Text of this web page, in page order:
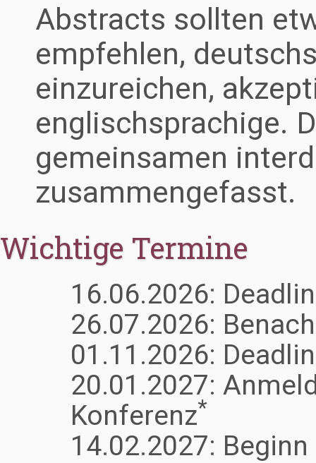
Abstracts sollten
empfehlen,
einzureichen,
englischsprachige.
gemeinsamen
zusammengefasst.
Wichtige Termine
16.06.2026:
26.07.2026:
01.11.2026:
20.01.2027:
Konferenz*
14.02.2027: